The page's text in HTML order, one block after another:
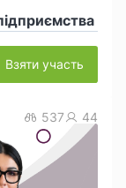
Взяти участь
537 44